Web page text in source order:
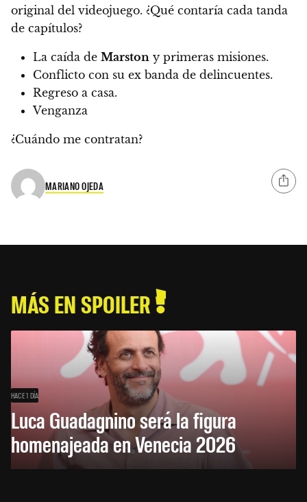
original del videojuego. ¿Qué contaría cada tanda
de capítulos?
La caída de Marston y primeras misiones.
Conflicto con su ex banda de delincuentes.
Regreso a casa.
Venganza
¿Cuándo me contratan?
MARIANO OJEDA
MÁS EN SPOILER
HACE 1 DÍA
Luca Guadagnino será la figura
homenajeada en Venecia 2026